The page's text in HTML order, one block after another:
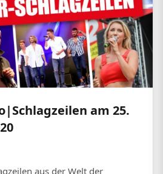
am 25.
aus der Welt der